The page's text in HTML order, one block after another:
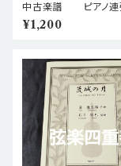
中古楽譜 ピアノ
英明 ピアノ連弾のた
いアジアの風 棚
¥1,200